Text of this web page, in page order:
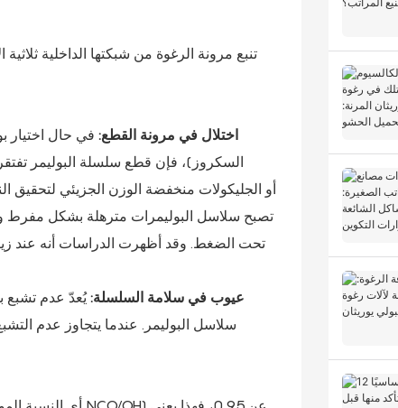
تنبع مرونة الرغوة من شبكتها الداخلية
اختلال في مرونة القطع: في حال اختيار
السكروز)، فإن قطع سلسلة البوليمر
تصبح سلاسل البوليمرات مترهلة بشكل مفرط
عيوب في سلامة السلسلة:يُعدّ عدم تشبع